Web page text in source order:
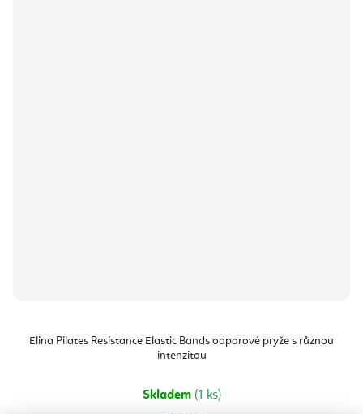
Elina Pilates Resistance Elastic Bands odporové pryže s různou
intenzitou
Skladem (1 ks)